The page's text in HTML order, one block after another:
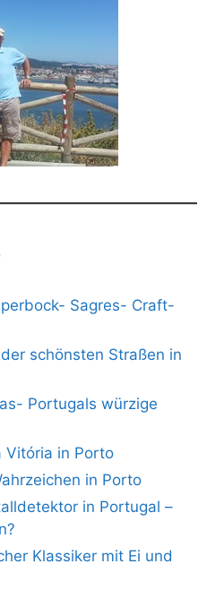
Sagres- Craft-
schönsten Straßen in
Portugals würzige
Vitória in Porto
in Porto
in Portugal –
Klassiker mit Ei und